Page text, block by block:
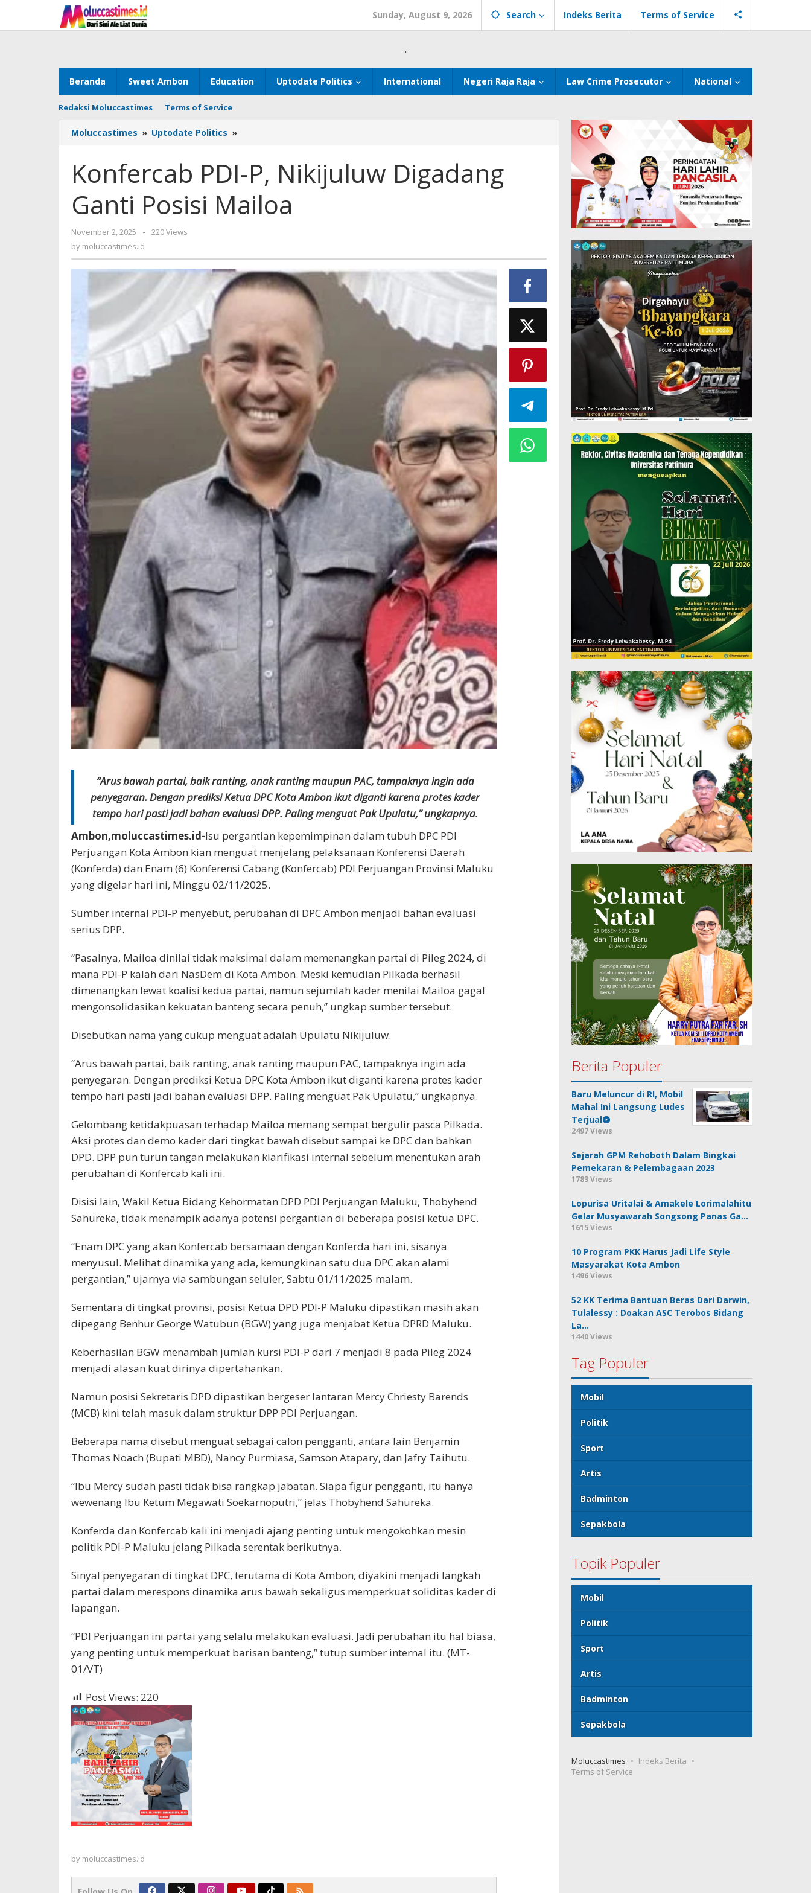
content
Sunday, August 9, 2026 Search Indeks Berita Terms of Service
.
Beranda Sweet Ambon Education Uptodate Politics International Negeri Raja Raja Law Crime Prosecutor National
Redaksi Moluccastimes Terms of Service
Moluccastimes » Uptodate Politics »
PDI-
Nikijuluw
Digadang
Ganti
Posisi
Konfercab PDI-P, Nikijuluw Digadang
Ganti Posisi Mailoa
November 2, 2025
by
moluccastimes.id
-
220 Views
by moluccastimes.id
“Arus bawah partai, baik ranting, anak ranting maupun PAC, tampaknya ingin ada
penyegaran. Dengan prediksi Ketua DPC Kota Ambon ikut diganti karena protes kader
tempo hari pasti jadi bahan evaluasi DPP. Paling menguat Pak Upulatu,” ungkapnya.
Ambon,moluccastimes.id-Isu pergantian kepemimpinan dalam tubuh DPC PDI
Perjuangan Kota Ambon kian menguat menjelang pelaksanaan Konferensi Daerah
(Konferda) dan Enam (6) Konferensi Cabang (Konfercab) PDI Perjuangan Provinsi Maluku
yang digelar hari ini, Minggu 02/11/2025.
Sumber internal PDI-P menyebut, perubahan di DPC Ambon menjadi bahan evaluasi
serius DPP.
“Pasalnya, Mailoa dinilai tidak maksimal dalam memenangkan partai di Pileg 2024, di
mana PDI-P kalah dari NasDem di Kota Ambon. Meski kemudian Pilkada berhasil
dimenangkan lewat koalisi kedua partai, namun sejumlah kader menilai Mailoa gagal
mengonsolidasikan kekuatan banteng secara penuh,” ungkap sumber tersebut.
Disebutkan nama yang cukup menguat adalah Upulatu Nikijuluw.
“Arus bawah partai, baik ranting, anak ranting maupun PAC, tampaknya ingin ada
penyegaran. Dengan prediksi Ketua DPC Kota Ambon ikut diganti karena protes kader
tempo hari pasti jadi bahan evaluasi DPP. Paling menguat Pak Upulatu,” ungkapnya.
Gelombang ketidakpuasan terhadap Mailoa memang sempat bergulir pasca Pilkada.
Aksi protes dan demo kader dari tingkat bawah disebut sampai ke DPC dan bahkan
DPD. DPP pun turun tangan melakukan klarifikasi internal sebelum menentukan arah
perubahan di Konfercab kali ini.
Disisi lain, Wakil Ketua Bidang Kehormatan DPD PDI Perjuangan Maluku, Thobyhend
Sahureka, tidak menampik adanya potensi pergantian di beberapa posisi ketua DPC.
“Enam DPC yang akan Konfercab bersamaan dengan Konferda hari ini, sisanya
menyusul. Melihat dinamika yang ada, kemungkinan satu dua DPC akan alami
pergantian,” ujarnya via sambungan seluler, Sabtu 01/11/2025 malam.
Sementara di tingkat provinsi, posisi Ketua DPD PDI-P Maluku dipastikan masih akan
dipegang Benhur George Watubun (BGW) yang juga menjabat Ketua DPRD Maluku.
Keberhasilan BGW menambah jumlah kursi PDI-P dari 7 menjadi 8 pada Pileg 2024
menjadi alasan kuat dirinya dipertahankan.
Namun posisi Sekretaris DPD dipastikan bergeser lantaran Mercy Chriesty Barends
(MCB) kini telah masuk dalam struktur DPP PDI Perjuangan.
Beberapa nama disebut menguat sebagai calon pengganti, antara lain Benjamin
Thomas Noach (Bupati MBD), Nancy Purmiasa, Samson Atapary, dan Jafry Taihutu.
“Ibu Mercy sudah pasti tidak bisa rangkap jabatan. Siapa figur pengganti, itu hanya
wewenang Ibu Ketum Megawati Soekarnoputri,” jelas Thobyhend Sahureka.
Konferda dan Konfercab kali ini menjadi ajang penting untuk mengokohkan mesin
politik PDI-P Maluku jelang Pilkada serentak berikutnya.
Sinyal penyegaran di tingkat DPC, terutama di Kota Ambon, diyakini menjadi langkah
partai dalam merespons dinamika arus bawah sekaligus memperkuat soliditas kader di
lapangan.
“PDI Perjuangan ini partai yang selalu melakukan evaluasi. Jadi perubahan itu hal biasa,
yang penting untuk memperkuat barisan banteng,” tutup sumber internal itu. (MT-
01/VT)
Post Views: 220
by moluccastimes.id
Berita Populer
Baru Meluncur di RI, Mobil
Mahal Ini Langsung Ludes
Terjual
2497 Views
Sejarah GPM Rehoboth Dalam Bingkai
Pemekaran & Pelembagaan 2023
1783 Views
Lopurisa Uritalai & Amakele Lorimalahitu
Gelar Musyawarah Songsong Panas Ga…
1615 Views
10 Program PKK Harus Jadi Life Style
Masyarakat Kota Ambon
1496 Views
52 KK Terima Bantuan Beras Dari Darwin,
Tulalessy : Doakan ASC Terobos Bidang
La…
1440 Views
Tag Populer
Mobil
Politik
Sport
Artis
Badminton
Sepakbola
Topik Populer
Mobil
Politik
Sport
Artis
Badminton
Sepakbola
Moluccastimes
Indeks Berita
Terms of Service